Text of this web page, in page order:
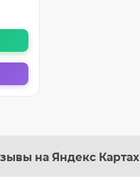
на Яндекс Картах